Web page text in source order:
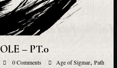
– PT.0
0 Comments Age of Sigmar, Path